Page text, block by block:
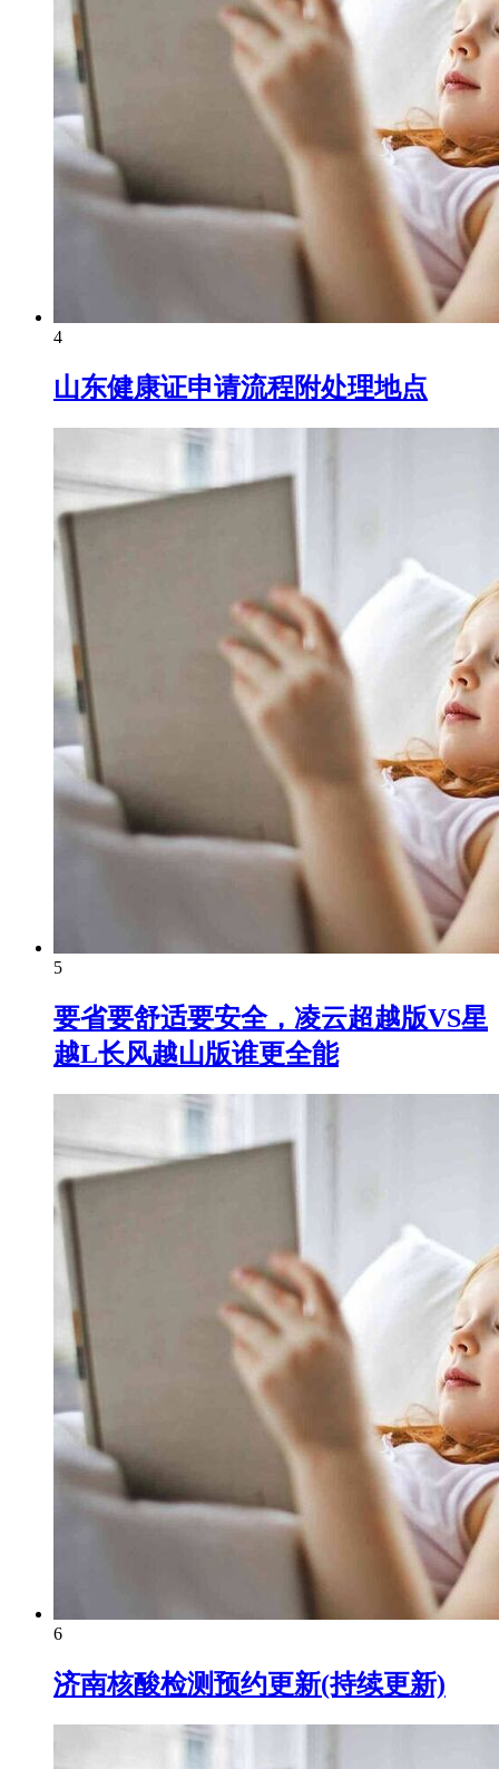
4
山东健康证申请流程附处理地点
5
要省要舒适要安全，凌云超越版VS星
越L长风越山版谁更全能
6
济南核酸检测预约更新(持续更新)